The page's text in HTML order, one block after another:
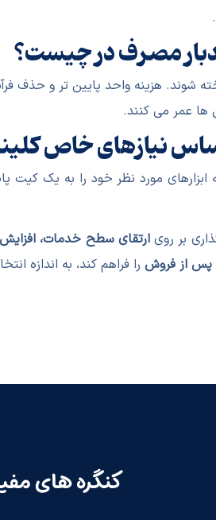
مصرف در چیست؟
شوند. هزینه واحد پایین تر و حذف
ها عمر می کنند.
نیازهای خاص
ابزارهای مورد نظر خود را به یک
بر رویارتقای سطح خدمات،
پس از فروشرا فراهم کند، به اندازه
کنگره های